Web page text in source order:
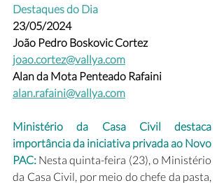
Destaques do Dia
23/05/2024
João Pedro Boskovic Cortez
joao.cortez@vallya.com
Alan da Mota Penteado Rafaini
alan.rafaini@vallya.com
Ministério da Casa Civil destaca
importância da iniciativa privada ao Novo
PAC: Nesta quinta-feira (23), o Ministério
da Casa Civil, por meio do chefe da pasta,